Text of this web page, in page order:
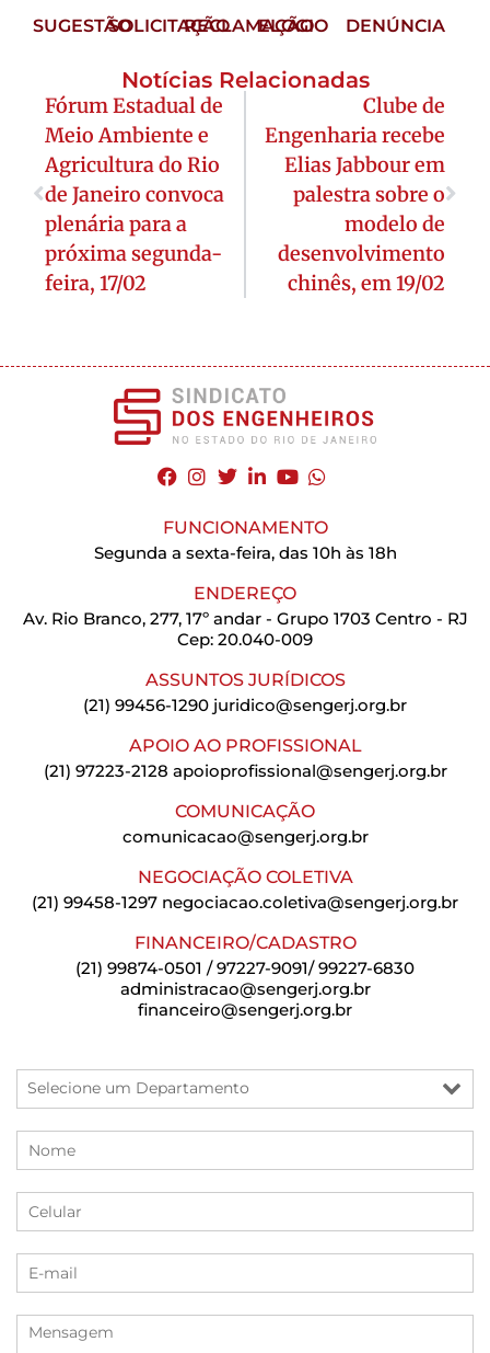
SUGESTÃOSOLICITAÇÃORECLAMAÇÃO
ELOGIO DENÚNCIA
Notícias Relacionadas
Fórum Estadual de
Meio Ambiente e
Agricultura do Rio
de Janeiro convoca
plenária para a
próxima segunda-
feira, 17/02
Clube de
Engenharia recebe
Elias Jabbour em
palestra sobre o
modelo de
desenvolvimento
chinês, em 19/02
FUNCIONAMENTO
Segunda a sexta-feira, das 10h às 18h
ENDEREÇO
Av. Rio Branco, 277, 17º andar - Grupo 1703 Centro - RJ
Cep: 20.040-009
ASSUNTOS JURÍDICOS
(21) 99456-1290 juridico@sengerj.org.br
APOIO AO PROFISSIONAL
(21) 97223-2128 apoioprofissional@sengerj.org.br
COMUNICAÇÃO
comunicacao@sengerj.org.br
NEGOCIAÇÃO COLETIVA
(21) 99458-1297 negociacao.coletiva@sengerj.org.br
FINANCEIRO/CADASTRO
(21) 99874-0501 / 97227-9091/ 99227-6830
administracao@sengerj.org.br
financeiro@sengerj.org.br